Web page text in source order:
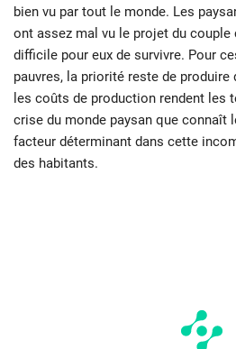
bien vu par tout le monde. Les
ont assez mal vu le projet du couple
difficile pour eux de survivre. Pour
pauvres, la priorité reste de
les coûts de production rendent les
crise du monde paysan que connaît
facteur déterminant dans cette
des habitants.